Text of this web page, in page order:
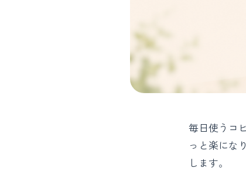
毎日使うコ
っと楽にな
します。